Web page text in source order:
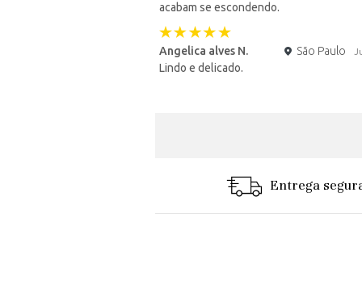
acabam se escondendo.
Angelica alves N. São Paulo
Lindo e delicado.
Entrega